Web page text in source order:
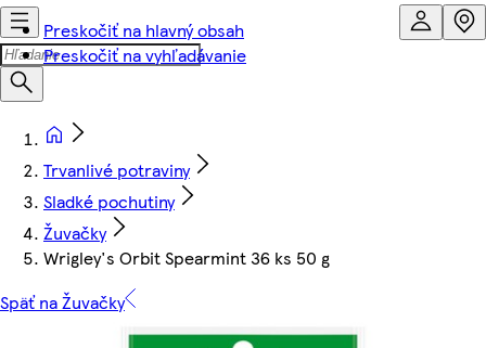
Preskočiť na hlavný obsah
Preskočiť na vyhľadávanie
Trvanlivé potraviny
Sladké pochutiny
Žuvačky
Wrigley's Orbit Spearmint 36 ks 50 g
Späť na Žuvačky